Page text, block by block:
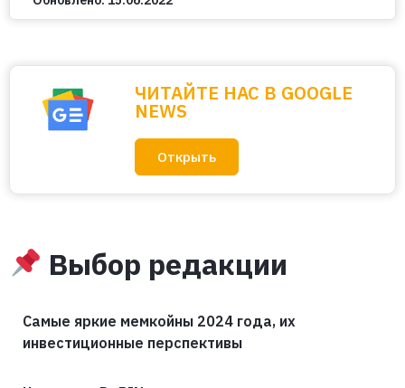
ЧИТАЙТЕ НАС В GOOGLE
NEWS
Открыть
Выбор редакции
Самые яркие мемкойны 2024 года, их
инвестиционные перспективы